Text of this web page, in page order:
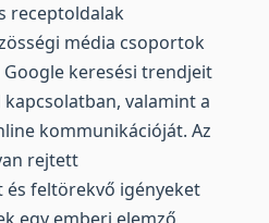
receptoldalak
média csoportok
Google keresési trendjeit
valamint a
kommunikációját. Az
rejtett
és feltörekvő igényeket